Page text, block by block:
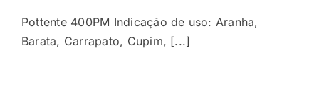
Pottente 400PM Indicação de uso: Aranha,
Barata, Carrapato, Cupim, [...]